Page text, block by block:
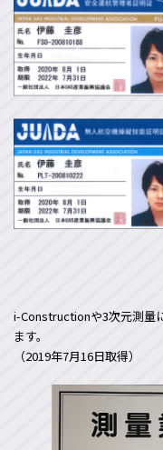
i-Constructionや3次元測量
ます。
（2019年7月16日取得）